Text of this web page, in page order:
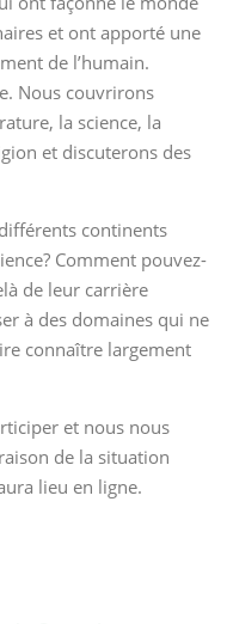
et ont apporté une
de l’humain.
Nous couvrirons
la science, la
et discuterons des
continents
Comment pouvez-
de leur carrière
à des domaines qui ne
connaître largement
et nous nous
de la situation
lieu en ligne.